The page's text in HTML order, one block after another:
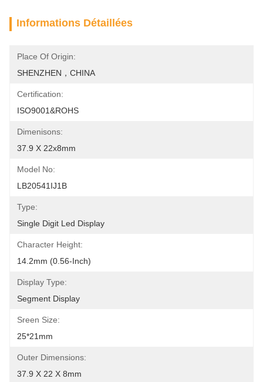
Informations Détaillées
Place Of Origin:
SHENZHEN，CHINA
Certification:
ISO9001&ROHS
Dimenisons:
37.9 X 22x8mm
Model No:
LB20541IJ1B
Type:
Single Digit Led Display
Character Height:
14.2mm (0.56-Inch)
Display Type:
Segment Display
Sreen Size:
25*21mm
Outer Dimensions:
37.9 X 22 X 8mm